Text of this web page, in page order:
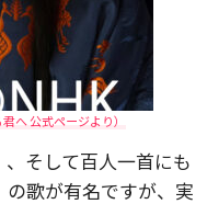
へ 公式ページより）
そして百人一首にも
歌が有名ですが、実